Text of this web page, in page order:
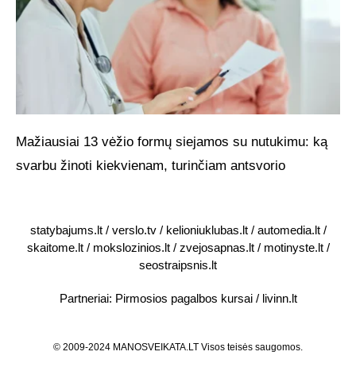
Mažiausiai 13 vėžio formų siejamos su nutukimu: ką
svarbu žinoti kiekvienam, turinčiam antsvorio
statybajums.lt/ verslo.tv/ kelioniuklubas.lt/ automedia.lt/
skaitome.lt/ mokslozinios.lt/ zvejosapnas.lt/ motinyste.lt/
seostraipsnis.lt
Partneriai: Pirmosios pagalbos kursai/ livinn.lt
© 2009-2024 MANOSVEIKATA.LT Visos teisės saugomos.